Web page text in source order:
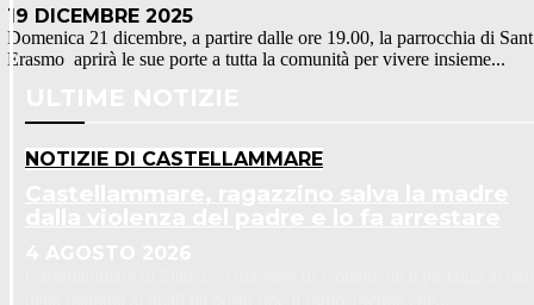
19 DICEMBRE 2025
Domenica 21 dicembre, a partire dalle ore 19.00, la parrocchia di Sant
Erasmo aprirà le sue porte a tutta la comunità per vivere insieme...
NOTIZIE DI CASTELLAMMARE